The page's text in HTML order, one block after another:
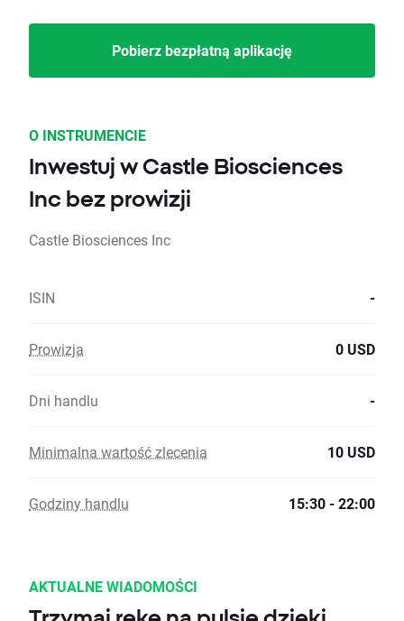
Pobierz bezpłatną aplikację
O INSTRUMENCIE
Inwestuj w Castle Biosciences
Inc bez prowizji
Castle Biosciences Inc
ISIN -
Prowizja 0 USD
Dni handlu -
Minimalna wartość zlecenia 10 USD
Godziny handlu 15:30 - 22:00
AKTUALNE WIADOMOŚCI